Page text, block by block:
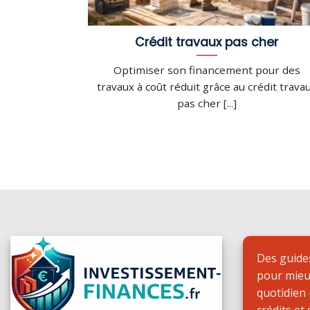
Crédit travaux pas cher
Optimiser son financement pour des
travaux à coût réduit grâce au crédit
pas cher [...]
Des
pour
quotidien